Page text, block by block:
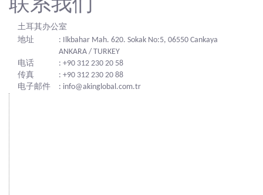
联系我们
土耳其办公室
地址
: Ilkbahar Mah. 620. Sokak No:5, 06550 Cankaya
ANKARA / TURKEY
电话
: +90 312 230 20 58
传真
: +90 312 230 20 88
电子邮件
: info@akinglobal.com.tr